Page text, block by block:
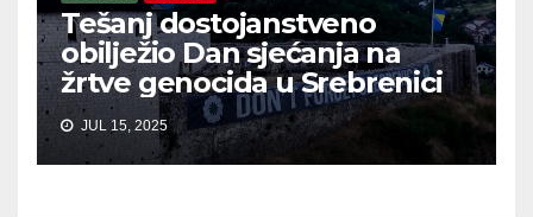
Tešanj dostojanstveno
obilježio Dan sjećanja na
žrtve genocida u Srebrenici
JUL 15, 2025